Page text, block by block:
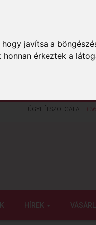
javítsa a
érkeztek a
ÜGYFÉLSZOLGÁLAT:
HÍREK